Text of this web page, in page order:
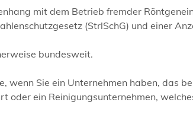
mit dem Betrieb fremder
(StrlSchG) und einer
bundesweit.
wenn Sie ein Unternehmen haben, das
oder ein Reinigungsunternehmen,